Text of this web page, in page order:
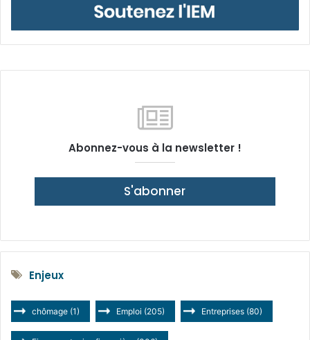
Abonnez-vous à la newsletter !
S'abonner
Enjeux
chômage (1) Emploi (205) Entreprises (80)